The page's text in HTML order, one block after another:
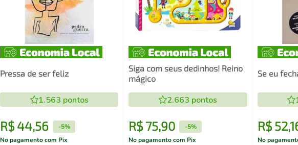
Pressa de ser feliz
1.563 pontos
R$ 44,56 -5%
No pagamento com Pix
Siga com seus dedinhos! Reino
mágico
2.663 pontos
R$75,90 -5%
No pagamento com Pix
Se eu
R$ 52,
No